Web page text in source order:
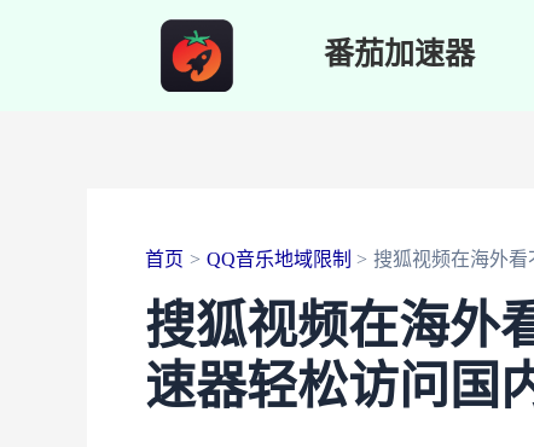
番茄加速器
首页 QQ音乐地域限制 搜狐视频在海外看
搜狐视频在海外
速器轻松访问国